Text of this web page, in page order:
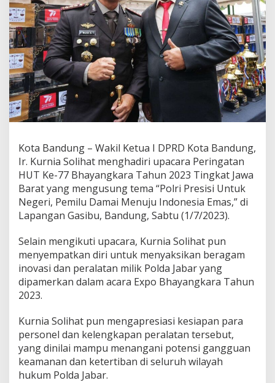
i
P
e
r
g
t
a
n
T
K
e
-
7
7
B
a
y
a
n
g
a
T
i
n
Kota Bandung – Wakil Ketua I DPRD Kota Bandung,
Ir. Kurnia Solihat menghadiri upacara Peringatan
HUT Ke-77 Bhayangkara Tahun 2023 Tingkat Jawa
Barat yang mengusung tema “Polri Presisi Untuk
Negeri, Pemilu Damai Menuju Indonesia Emas,” di
Lapangan Gasibu, Bandung, Sabtu (1/7/2023).
Selain mengikuti upacara, Kurnia Solihat pun
menyempatkan diri untuk menyaksikan beragam
inovasi dan peralatan milik Polda Jabar yang
dipamerkan dalam acara Expo Bhayangkara Tahun
2023.
Kurnia Solihat pun mengapresiasi kesiapan para
personel dan kelengkapan peralatan tersebut,
yang dinilai mampu menangani potensi gangguan
keamanan dan ketertiban di seluruh wilayah
hukum Polda Jabar.